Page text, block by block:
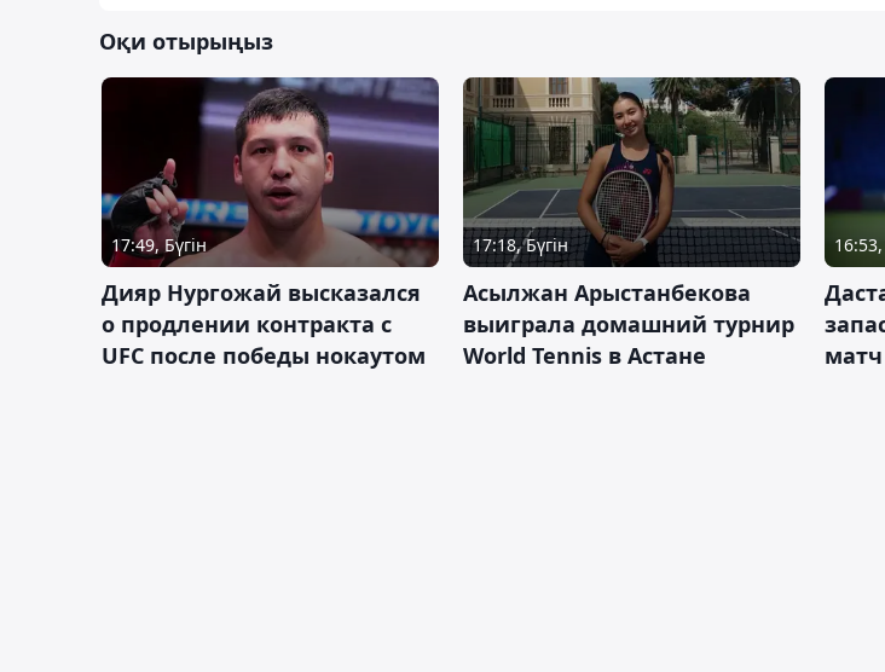
Оқи отырыңыз
17:49, Бүгін
Дияр Нургожай высказался
о продлении контракта с
UFC после победы нокаутом
17:18, Бүгін
Асылжан Арыстанбекова
выиграла домашний турнир
World Tennis в Астане
16:53,